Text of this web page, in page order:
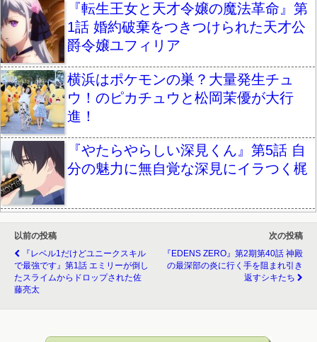
『転生王女と天才令嬢の魔法革命』第
1話 婚約破棄をつきつけられた天才公
爵令嬢ユフィリア
横浜はポケモンの巣？大量発生チュ
ウ！のピカチュウと松岡茉優が大行
進！
『やたらやらしい深見くん』第5話 自
分の魅力に無自覚な深見にイラつく梶
以前の投稿
『レベル1だけどユニークスキル
で最強です』第1話 エミリーが倒し
たスライムからドロップされた佐
藤亮太
次の投稿
『EDENS ZERO』第2期第40話 神殿
の最深部の炎に行く手を阻まれ引き
返すシキたち